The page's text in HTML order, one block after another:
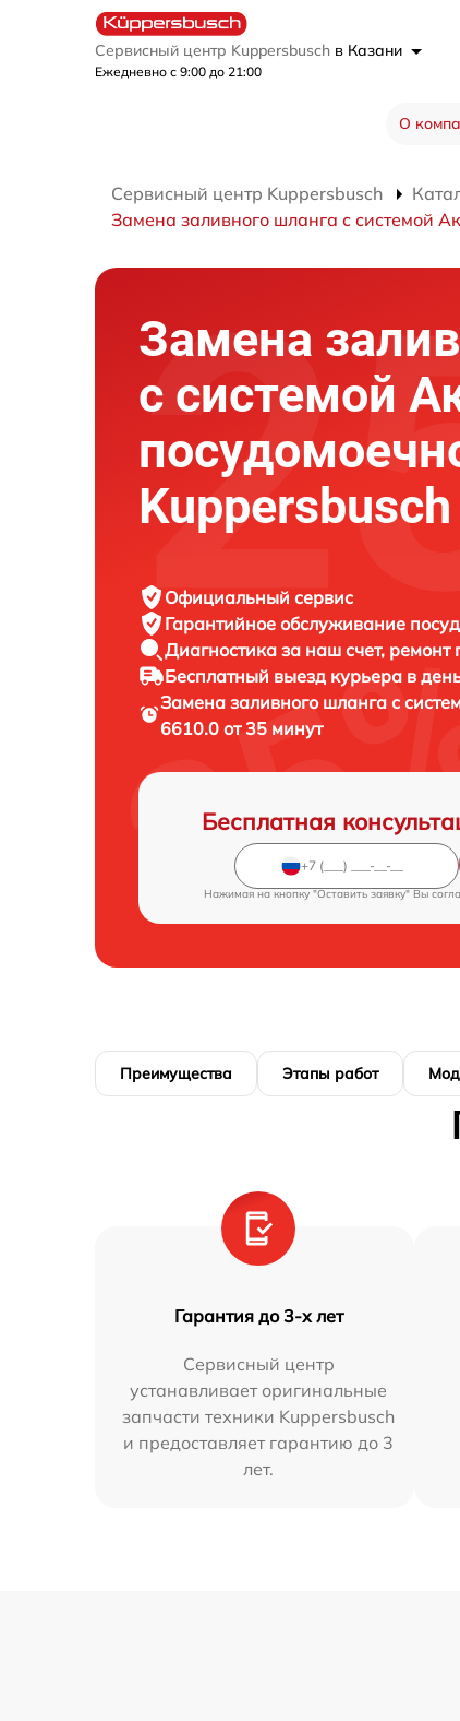
Сервисный центр Kuppersbusch в Казани
Ежедневно с 9:00 до 21:00
О
Сервисный центр Kuppersbusch
Замена заливного шланга с системой
Замена
с системой
Официальный сервис
Гарантийное обслуживание
Диагностика за наш счет, ремонт
Бесплатный выезд курьера в
Замена заливного шланга с
6610.0 от 35 минут
Бесплатная
Нажимая на кнопку "Оставить заявку" Вы
Преимущества Этапы работ
Гарантия до 3-х лет
Сервисный центр
устанавливает оригинальные
запчасти техники Kuppersbusch
и предоставляет гарантию до 3
лет.